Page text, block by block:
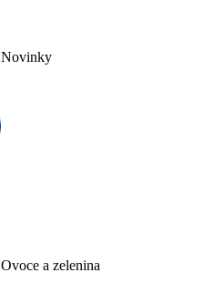
Novinky
Ovoce a zelenina